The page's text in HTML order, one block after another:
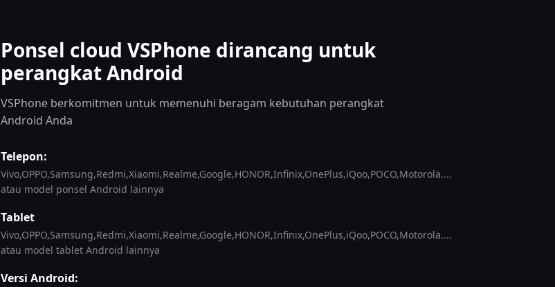
Ponsel cloud VSPhone dirancang untuk
perangkat Android
VSPhone berkomitmen untuk memenuhi beragam kebutuhan perangkat
Android Anda
Telepon:
Vivo,OPPO,Samsung,Redmi,Xiaomi,Realme,Google,HONOR,Infinix,OnePlus,iQoo,POCO,Motorola....
atau model ponsel Android lainnya
Tablet
Vivo,OPPO,Samsung,Redmi,Xiaomi,Realme,Google,HONOR,Infinix,OnePlus,iQoo,POCO,Motorola....
atau model tablet Android lainnya
Versi Android: